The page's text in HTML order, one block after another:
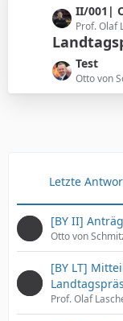
L
e
t
z
t
e
ä
g
e
II/001|
Prof. Olaf
L
e
t
e
t
r
ä
g
e
Test
Otto von
Letzte
[BY II]
Otto von
[BY LT]
Prof. Olaf